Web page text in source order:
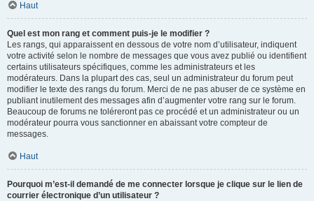
Haut
Quel est mon rang et comment puis-je le modifier ?
Les rangs, qui apparaissent en dessous de votre nom d’utilisateur, indiquent
votre activité selon le nombre de messages que vous avez publié ou identifient
certains utilisateurs spécifiques, comme les administrateurs et les
modérateurs. Dans la plupart des cas, seul un administrateur du forum peut
modifier le texte des rangs du forum. Merci de ne pas abuser de ce système en
publiant inutilement des messages afin d’augmenter votre rang sur le forum.
Beaucoup de forums ne toléreront pas ce procédé et un administrateur ou un
modérateur pourra vous sanctionner en abaissant votre compteur de
messages.
Haut
Pourquoi m’est-il demandé de me connecter lorsque je clique sur le lien de
courrier électronique d’un utilisateur ?